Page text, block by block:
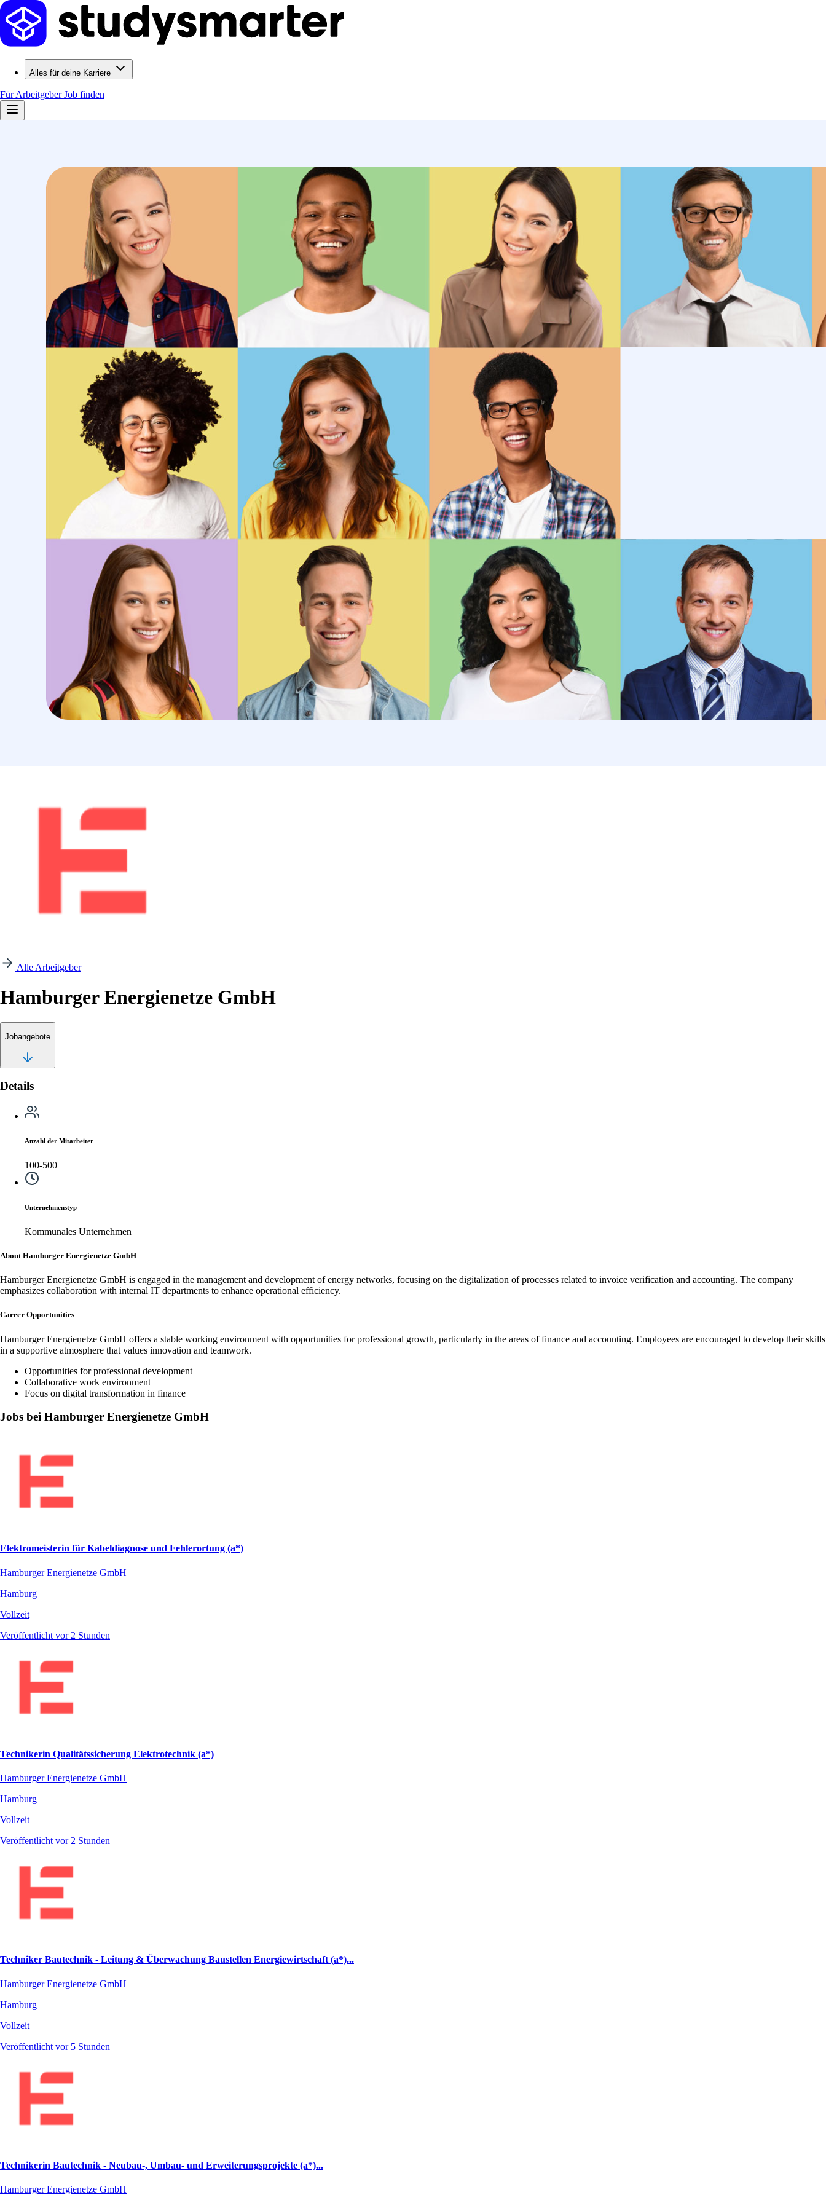
Alles für deine Karriere
Für ArbeitgeberJob finden
Alle Arbeitgeber
Hamburger Energienetze GmbH
Jobangebote
Details
Anzahl der Mitarbeiter
100-500
Unternehmenstyp
Kommunales Unternehmen
About Hamburger Energienetze GmbH
Hamburger Energienetze GmbH is engaged in the management and development of energy networks, focusing on the digitalization of processes related to invoice verification and accounting. The company
emphasizes collaboration with internal IT departments to enhance operational efficiency.
Career Opportunities
Hamburger Energienetze GmbH offers a stable working environment with opportunities for professional growth, particularly in the areas of finance and accounting. Employees are encouraged to develop their skills
in a supportive atmosphere that values innovation and teamwork.
Opportunities for professional development
Collaborative work environment
Focus on digital transformation in finance
Jobs bei Hamburger Energienetze GmbH
Elektromeisterin für Kabeldiagnose und Fehlerortung (a*)
Hamburger Energienetze GmbH
Hamburg
Vollzeit
Veröffentlicht vor 2 Stunden
Technikerin Qualitätssicherung Elektrotechnik (a*)
Hamburger Energienetze GmbH
Hamburg
Vollzeit
Veröffentlicht vor 2 Stunden
Techniker Bautechnik - Leitung & Überwachung Baustellen Energiewirtschaft (a*)...
Hamburger Energienetze GmbH
Hamburg
Vollzeit
Veröffentlicht vor 5 Stunden
Technikerin Bautechnik - Neubau-, Umbau- und Erweiterungsprojekte (a*)...
Hamburger Energienetze GmbH